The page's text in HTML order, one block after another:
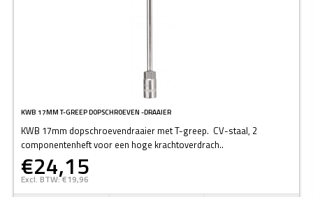
KWB 17MM T-GREEP DOPSCHROEVEN -DRAAIER
KWB 17mm dopschroevendraaier met T-greep. CV-staal, 2
componentenheft voor een hoge krachtoverdrach..
€24,15
Excl. BTW: €19,96